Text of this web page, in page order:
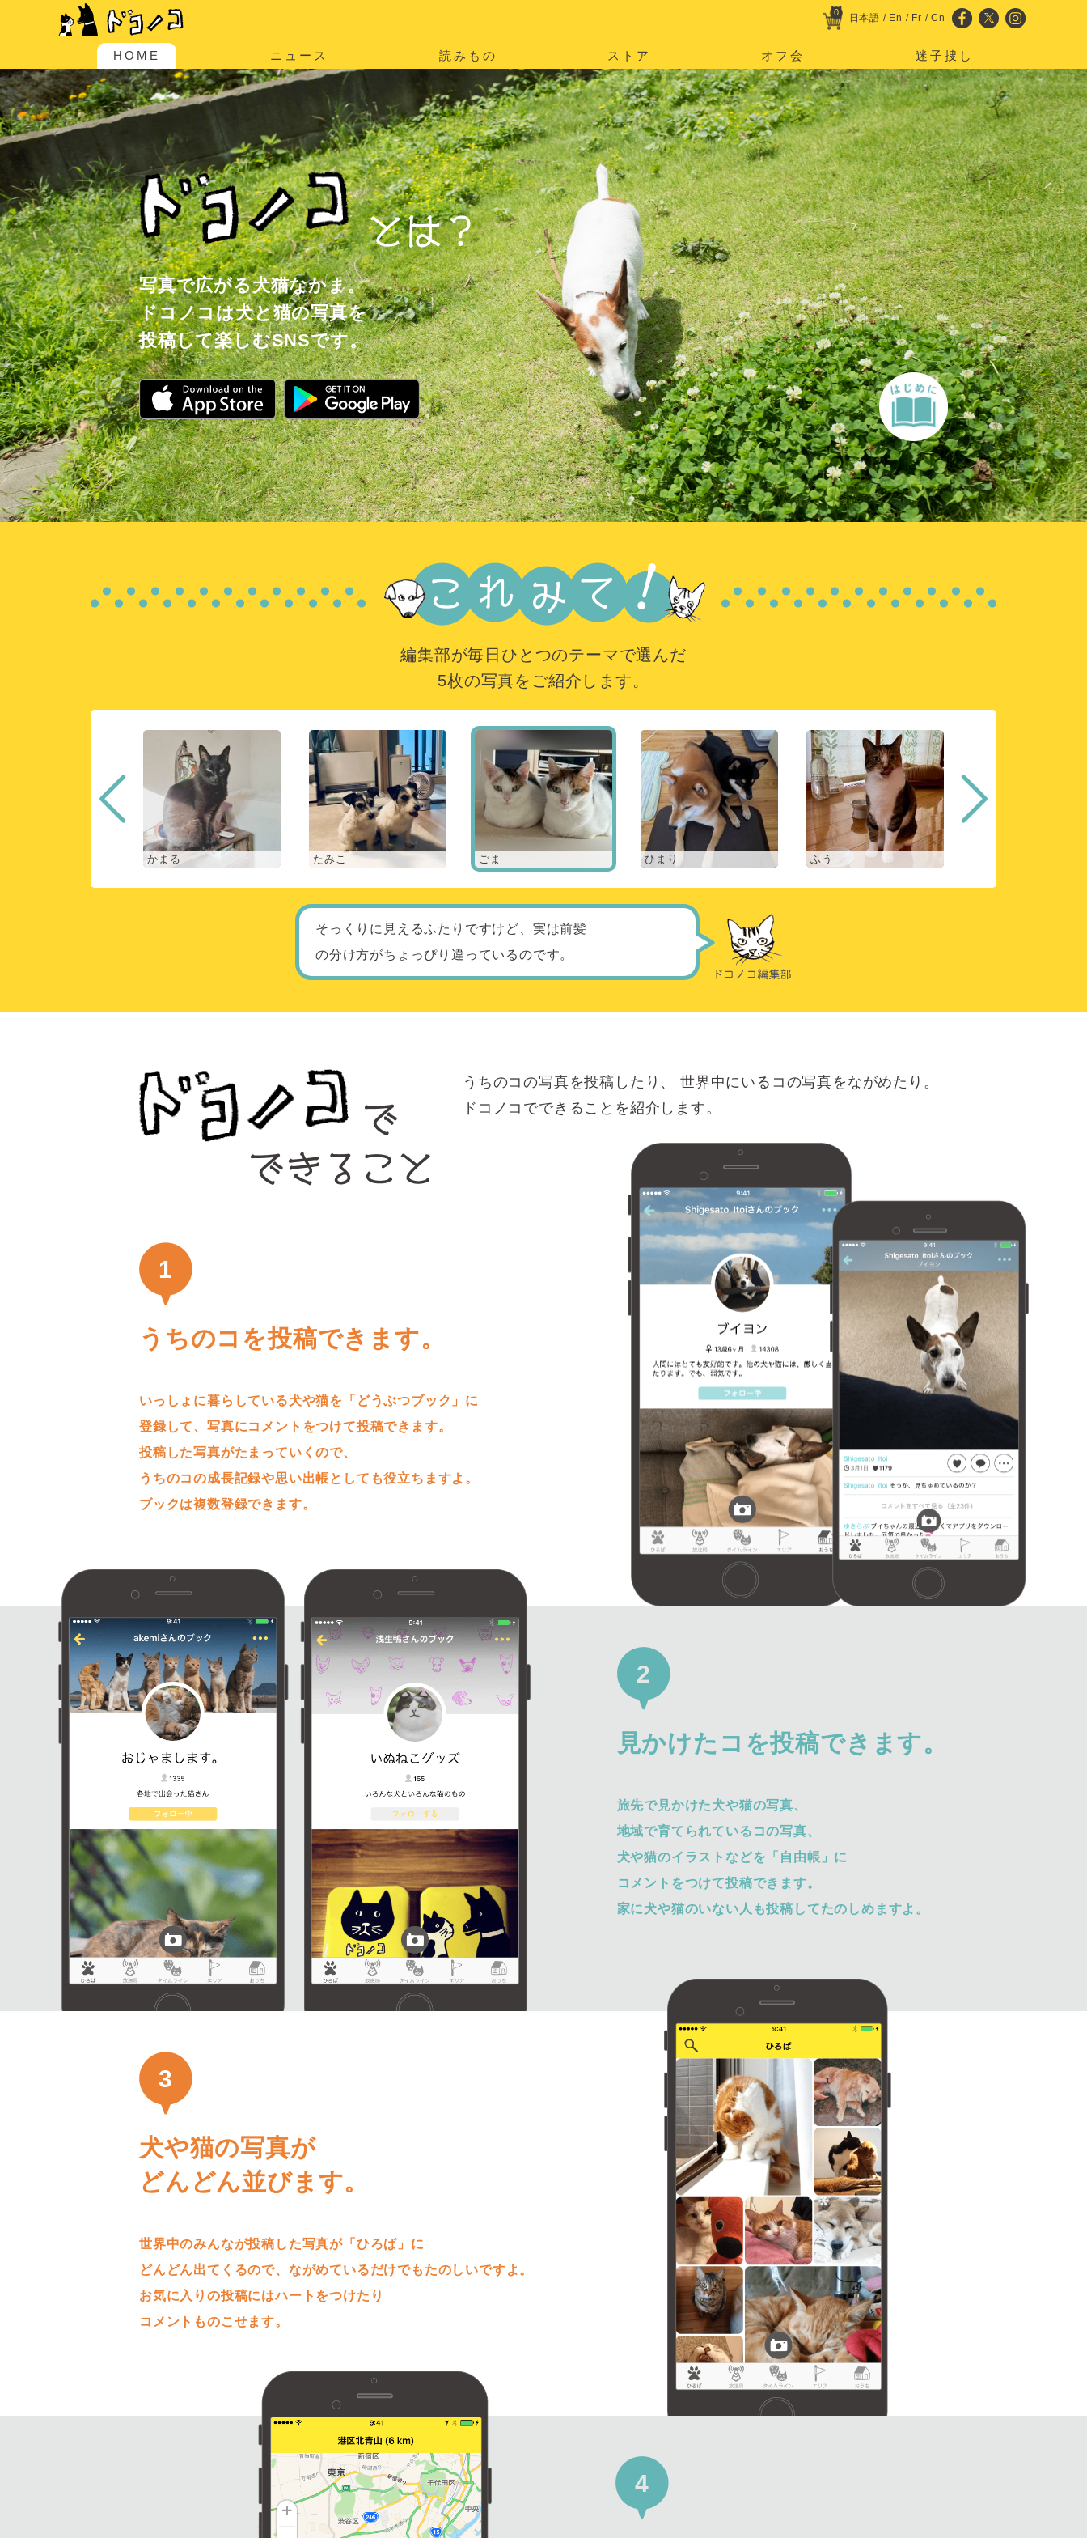
0 日本語 / En / Fr /Cn
HOME ニュース 読みもの ストア オフ会 迷子捜し
写真で広がる犬猫なかま。
ドコノコは犬と猫の写真を
投稿して楽しむSNSです。
編集部が毎日ひとつのテーマで選んだ
5枚の写真をご紹介します。
かまる たみこ ごま ひまり ふう
そっくりに見えるふたりですけど、実は前髪
の分け方がちょっぴり違っているのです。
うちのコの写真を投稿したり、
世界中にいるコの写真をながめたり。
ドコノコでできることを紹介します。
1
うちのコを投稿できます。
いっしょに暮らしている犬や猫を「どうぶつブック」に
登録して、写真にコメントをつけて投稿できます。
投稿した写真がたまっていくので、
うちのコの成長記録や思い出帳としても役立ちますよ。
ブックは複数登録できます。
2
見かけたコを投稿できます。
旅先で見かけた犬や猫の写真、
地域で育てられているコの写真、
犬や猫のイラストなどを「自由帳」に
コメントをつけて投稿できます。
家に犬や猫のいない人も投稿してたのしめますよ。
3
犬や猫の写真が
どんどん並びます。
世界中のみんなが投稿した写真が「ひろば」に
どんどん出てくるので、ながめているだけでもたのしいですよ。
お気に入りの投稿にはハートをつけたり
コメントものこせます。
4